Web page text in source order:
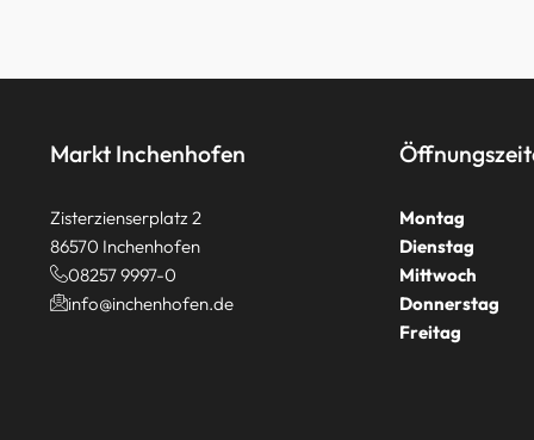
Markt Inchenhofen
Zisterzienserplatz 2
86570 Inchenhofen
08257 9997-0
info@inchenhofen.de
Montag
Dienstag
Mittwoch
Donnerstag
Freitag